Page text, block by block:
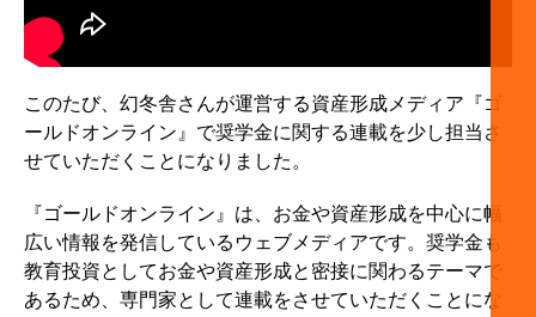
このたび、幻冬舎さんが運営する資産形成メディア『ゴ
ールドオンライン』で奨学金に関する連載を少し担当さ
せていただくことになりました。
『ゴールドオンライン』は、お金や資産形成を中心に幅
広い情報を発信しているウェブメディアです。奨学金も
教育投資としてお金や資産形成と密接に関わるテーマで
あるため、専門家として連載をさせていただくことにな